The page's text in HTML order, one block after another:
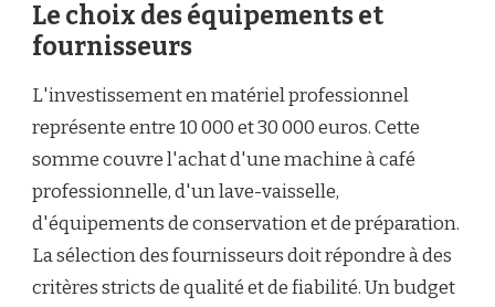
Le choix des équipements et
fournisseurs
L'investissement en matériel professionnel
représente entre 10 000 et 30 000 euros. Cette
somme couvre l'achat d'une machine à café
professionnelle, d'un lave-vaisselle,
d'équipements de conservation et de préparation.
La sélection des fournisseurs doit répondre à des
critères stricts de qualité et de fiabilité. Un budget